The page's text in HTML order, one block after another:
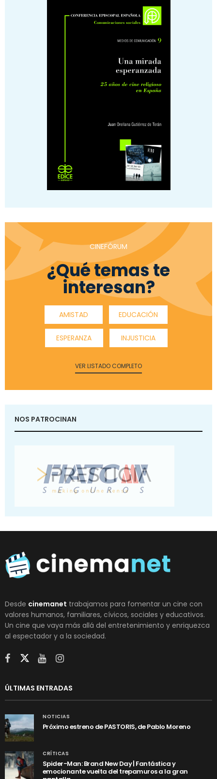
CINEFÓRUM
¿Qué temas te
interesan?
AMISTAD EDUCACIÓN
ESPERANZA INJUSTICIA
VER LISTADO COMPLETO
NOS PATROCINAN
Desde cinemanet trabajamos para fomentar un cine con
valores humanos, familiares, cívicos, sociales y educativos.
Un cine que vaya más allá del entretenimiento y enriquezca
al espectador y a la sociedad.
ÚLTIMAS ENTRADAS
NOTICIAS
Próximo estreno de PASTORIS, de Pablo Moreno
CRÍTICAS
Spider-Man: Brand New Day | Fantástica y
emocionante vuelta del trepamuros a la gran